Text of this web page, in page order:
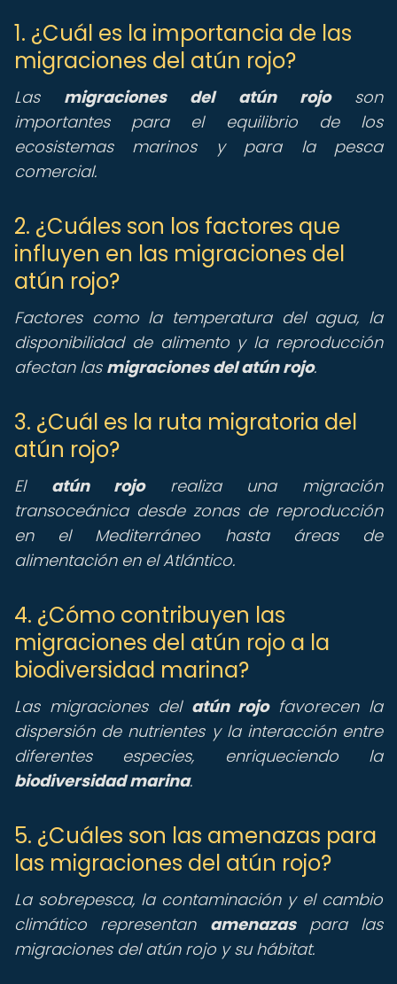
1. ¿Cuál es la importancia de las
migraciones del atún rojo?
Las migraciones del atún rojoson
importantes para el equilibrio de los
ecosistemas marinos y para la pesca
comercial.
2. ¿Cuáles son los factores que
influyen en las migraciones del
atún rojo?
Factores como la temperatura del agua, la
disponibilidad de alimento y la reproducción
afectan las migraciones del atún rojo.
3. ¿Cuál es la ruta migratoria del
atún rojo?
El atún rojorealiza una migración
transoceánica desde zonas de reproducción
en el Mediterráneo hasta áreas de
alimentación en el Atlántico.
4. ¿Cómo contribuyen las
migraciones del atún rojo a la
biodiversidad marina?
Las migraciones del atún rojofavorecen la
dispersión de nutrientes y la interacción entre
diferentes especies, enriqueciendo la
biodiversidad marina.
5. ¿Cuáles son las amenazas para
las migraciones del atún rojo?
La sobrepesca, la contaminación y el cambio
climático representan amenazaspara las
migraciones del atún rojo y su hábitat.